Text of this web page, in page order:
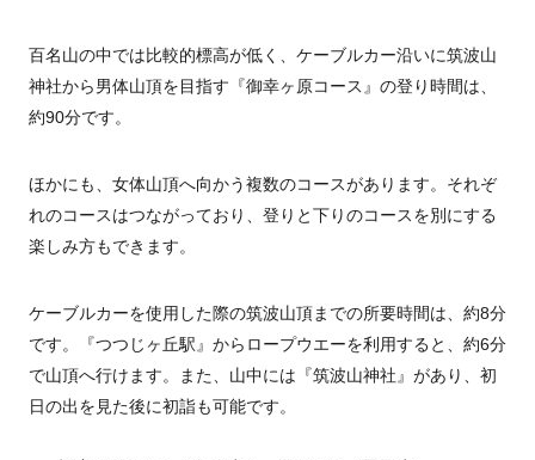
百名山の中では比較的標高が低く、ケーブルカー沿いに筑波山
神社から男体山頂を目指す『御幸ヶ原コース』の登り時間は、
約90分です。
ほかにも、女体山頂へ向かう複数のコースがあります。それぞ
れのコースはつながっており、登りと下りのコースを別にする
楽しみ方もできます。
ケーブルカーを使用した際の筑波山頂までの所要時間は、約8分
です。『つつじヶ丘駅』からロープウエーを利用すると、約6分
で山頂へ行けます。また、山中には『筑波山神社』があり、初
日の出を見た後に初詣も可能です。